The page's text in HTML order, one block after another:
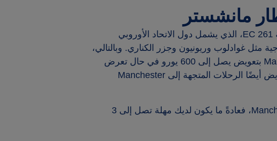
مانشستر
(MAN) مشمول بلائحة EC 261، الذي يشمل دول الاتحاد الأوروبي
مثل غوادلوب وريونيون وجزر الكناري. وبالتالي،
بتعويض يصل إلى 600 يورو
في حال تعرض
أيضًا الرحلات المتجهة إلى Manchester
، فعادةً ما يكون لديك مهلة تصل إلى 3